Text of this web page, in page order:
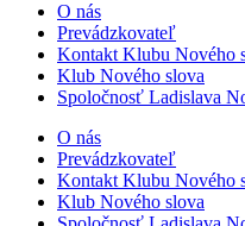
O nás
Prevádzkovateľ
Kontakt Klubu Nového
Klub Nového slova
Spoločnosť Ladislava
O nás
Prevádzkovateľ
Kontakt Klubu Nového
Klub Nového slova